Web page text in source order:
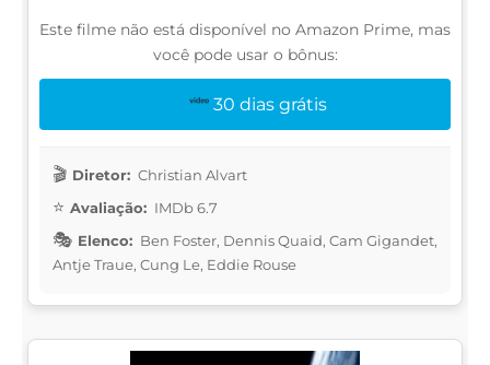
Este filme não está disponível no Amazon Prime, mas
você pode usar o bônus:
30 dias grátis
Diretor: Christian Alvart
Avaliação: IMDb 6.7
Elenco: Ben Foster, Dennis Quaid, Cam Gigandet,
Antje Traue, Cung Le, Eddie Rouse